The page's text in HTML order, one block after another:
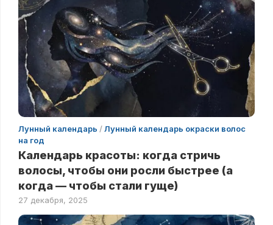
Лунный календарь /Лунный календарь окраски волос
на год
Календарь красоты: когда стричь
волосы, чтобы они росли быстрее (а
когда — чтобы стали гуще)
27 декабря, 2025